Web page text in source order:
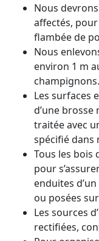
Nous
affectés,
flambée de
Nous
environ 1 m
champignons.
Les surfaces
d’une
traitée avec
spécifié
Tous les bois
pour
enduites
ou posées
Les sources
rectifiées,